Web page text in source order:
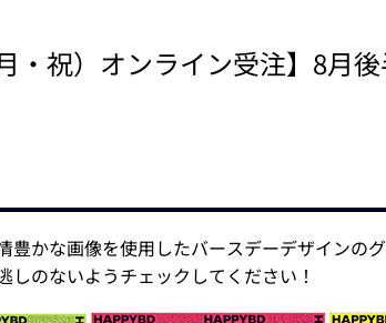
・祝）オンライン受注】8月
豊かな画像を使用したバースデーデザインの
のないようチェックしてください！